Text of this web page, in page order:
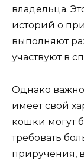
владельца.
историй о
выполняют
участвуют в
Однако
имеет свой
кошки могут
требовать
приручения,